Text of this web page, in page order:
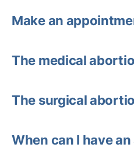
Make an
The medical
The surgical
When can I have